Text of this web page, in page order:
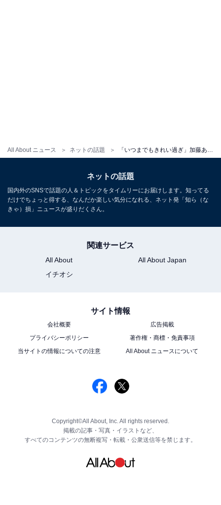
All About ニュース ネットの話題
ネットの話題
国内外のSNSで話題の人＆トピックをタイムリーにお届けします。知ってる
だけでちょっと得する、なんだか楽しい気分になれる、ネット発「知ら（な
きゃ）損」ニュースが盛りだくさん。
関連サービス
All About
All About Japan
イチオシ
サイト情報
会社概要
広告掲載
プライバシーポリシー
著作権・商標・免責事項
当サイトの情報についての注意
All About ニュースについて
Copyright©All About, Inc. All rights reserved.
掲載の記事・写真・イラストなど、
すべてのコンテンツの無断複写・転載・公衆送信等を禁じます。